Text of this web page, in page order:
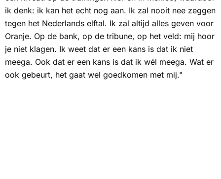
ik denk: ik kan het echt nog aan. Ik zal nooit nee zeggen
tegen het Nederlands elftal. Ik zal altijd alles geven voor
Oranje. Op de bank, op de tribune, op het veld: mij hoor
je niet klagen. Ik weet dat er een kans is dat ik niet
meega. Ook dat er een kans is dat ik wél meega. Wat er
ook gebeurt, het gaat wel goedkomen met mij."